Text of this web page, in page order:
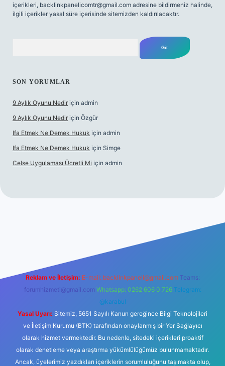
içerikleri, backlinkpanelicomtr@gmail.com adresine bildirmeniz halinde,
ilgili içerikler yasal süre içerisinde sitemizden kaldırılacaktır.
SON YORUMLAR
9 Aylık Oyunu Nedir için admin
9 Aylık Oyunu Nedir için Özgür
Ifa Etmek Ne Demek Hukuk için admin
Ifa Etmek Ne Demek Hukuk için Simge
Celse Uygulaması Ücretli Mi için admin
Reklam ve İletişim: E-mail: backlinkpaneli@gmail.com Teams:
forumhizmeti@gmail.com Whatsapp: 0262 606 0 726 Telegram:
@karabul
Yasal Uyarı: Sitemiz, 5651 Sayılı Kanun gereğince Bilgi Teknolojileri
ve İletişim Kurumu (BTK) tarafından onaylanmış bir Yer Sağlayıcı
olarak hizmet vermektedir. Bu nedenle, sitedeki içerikleri proaktif
olarak denetleme veya araştırma yükümlülüğümüz bulunmamaktadır.
Ancak, üyelerimiz yazdıkları içeriklerin sorumluluğunu taşımakta olup,